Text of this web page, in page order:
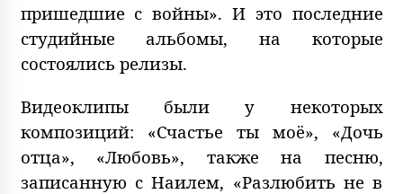
пришедшие с войны». И это последние
студийные альбомы, на которые
состоялись релизы.
Видеоклипы были у некоторых
композиций: «Счастье ты моё», «Дочь
отца», «Любовь», также на песню,
записанную с Наилем, «Разлюбить не в